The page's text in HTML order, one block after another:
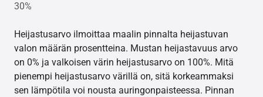
30%
Heijastusarvo ilmoittaa maalin pinnalta heijastuvan
valon määrän prosentteina. Mustan heijastavuus arvo
on 0% ja valkoisen värin heijastusarvo on 100%. Mitä
pienempi heijastusarvo värillä on, sitä korkeammaksi
sen lämpötila voi nousta auringonpaisteessa. Pinnan